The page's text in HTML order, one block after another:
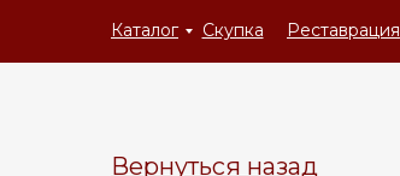
Реставрация
Скупка
Каталог
Вернуться назад